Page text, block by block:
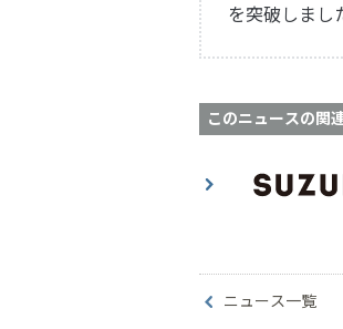
を突破しまし
このニュースの関
ニュース一覧